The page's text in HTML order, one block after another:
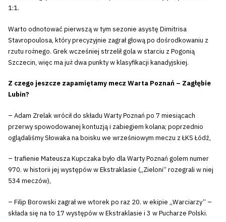
1:1.
Warto odnotować pierwszą w tym sezonie asystę Dimitrisa
Stavropoulosa, który precyzyjnie zagrał głową po dośrodkowaniu z
rzutu rożnego. Grek wcześniej strzelił gola w starciu z Pogonią
Szczecin, więc ma już dwa punkty w klasyfikacji kanadyjskiej.
Z czego jeszcze zapamiętamy mecz Warta Poznań – Zagłębie
Lubin?
– Adam Zrelak wrócił do składu Warty Poznań po 7 miesiącach
przerwy spowodowanej kontuzją i zabiegiem kolana; poprzednio
oglądaliśmy Słowaka na boisku we wrześniowym meczu z ŁKS Łódź,
– trafienie Mateusza Kupczaka było dla Warty Poznań golem numer
970. w historii jej występów w Ekstraklasie („Zieloni” rozegrali w niej
534 meczów),
– Filip Borowski zagrał we wtorek po raz 20. w ekipie „Warciarzy” –
składa się na to 17 występów w Ekstraklasie i 3 w Pucharze Polski.